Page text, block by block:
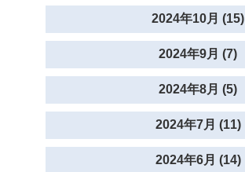
2024年10月 (15)
2024年9月 (7)
2024年8月 (5)
2024年7月 (11)
2024年6月 (14)